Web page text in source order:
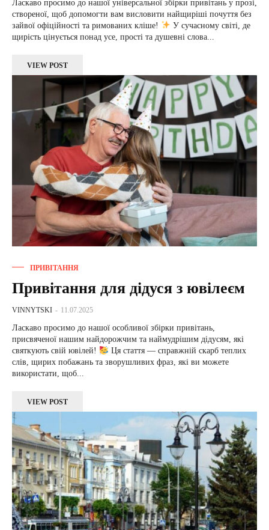
Ласкаво просимо до нашої універсальної збірки привітань у прозі,
створеної, щоб допомогти вам висловити найщиріші почуття без
зайвої офіційності та римованих кліше!
У сучасному світі, де
щирість цінується понад усе, прості та душевні слова...
VIEW POST
ПРИВІТАННЯ
Привітання для дідуся з ювілеєм
VINNYTSKI - 11.07.2025
Ласкаво просимо до нашої особливої збірки привітань,
присвяченої нашим найдорожчим та наймудрішим дідусям, які
святкують свій ювілей!
Ця стаття — справжній скарб теплих
слів, щирих побажань та зворушливих фраз, які ви можете
використати, щоб...
VIEW POST